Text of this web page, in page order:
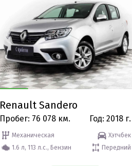
Renault Sandero
Пробег: 76 078 км. Год: 2018 г.
Механическая
Хэтчбек
1.6 л, 113 л.с., Бензин
Передний